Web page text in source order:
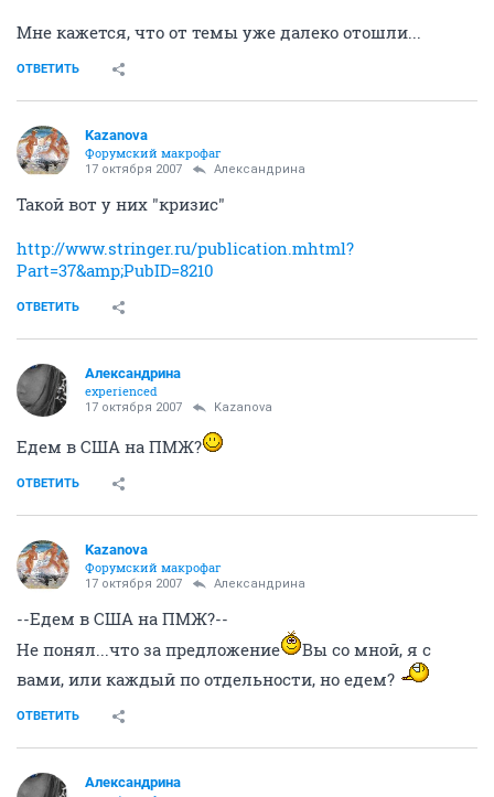
Мне кажется, что от темы уже далеко отошли...
ОТВЕТИТЬ
Kazanova
Форумский макрофаг
17 октября 2007 Александрина
Такой вот у них "кризис"
http://www.stringer.ru/publication.mhtml?
Part=37&amp;PubID=8210
ОТВЕТИТЬ
Александрина
experienced
17 октября 2007 Kazanova
Едем в США на ПМЖ?
ОТВЕТИТЬ
Kazanova
Форумский макрофаг
17 октября 2007 Александрина
--Едем в США на ПМЖ?--
Не понял...что за предложение
Вы со мной, я с
вами, или каждый по отдельности, но едем?
ОТВЕТИТЬ
Александрина